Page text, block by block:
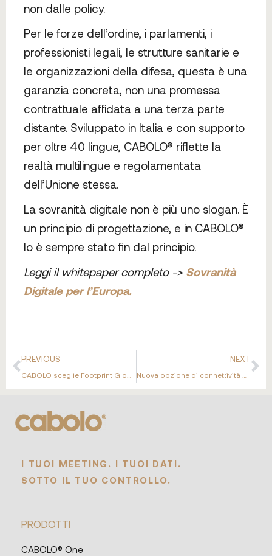
non dalle policy.
Per le forze dell’ordine, i parlamenti, i
professionisti legali, le strutture sanitarie e
le organizzazioni della difesa, questa è una
garanzia concreta, non una promessa
contrattuale affidata a una terza parte
distante. Sviluppato in Italia e con supporto
per oltre 40 lingue, CABOLO® riflette la
realtà multilingue e regolamentata
dell’Unione stessa.
La sovranità digitale non è più uno slogan. È
un principio di progettazione, e in CABOLO®
lo è sempre stato fin dal principio.
Leggi il whitepaper completo -> Sovranità
Digitale per l’Europa.
PREVIOUS NEXT
I TUOI MEETING. I TUOI DATI.
SOTTO IL TUO CONTROLLO.
PRODOTTI
CABOLO® One